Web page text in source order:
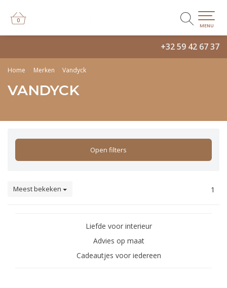
+32 59 42 67 37
0
0
MENU
Home Merken Vandyck
VANDYCK
Open filters
Meest bekeken 1
Liefde voor interieur
Advies op maat
Cadeautjes voor iedereen